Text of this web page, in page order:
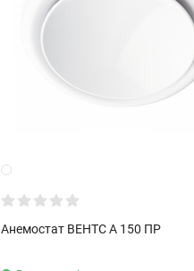
Анемостат ВЕНТС А 150 ПР